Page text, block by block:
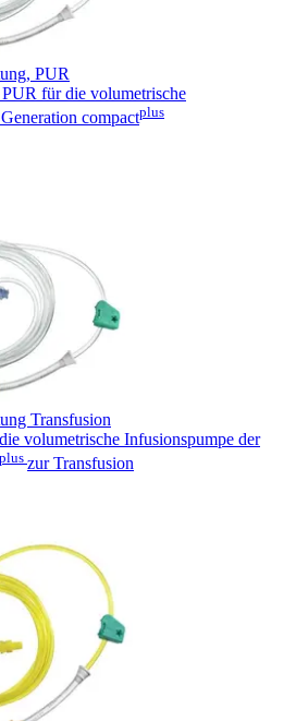
PUR
für die volumetrische
compactplus
Transfusion
volumetrische Infusionspumpe der
plus zur Transfusion